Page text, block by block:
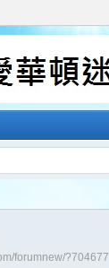
forumnew/?704677